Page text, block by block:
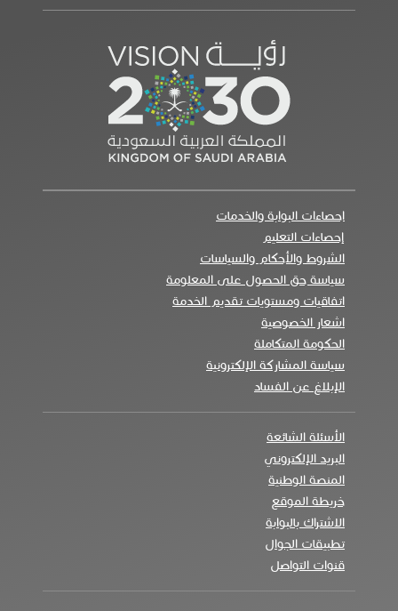
احصاءات البوابة والخدمات
إحصاءات التعليم
الشروط والأحكام والسياسات
سياسة حق الحصول على المعلومة
اتفاقيات ومستويات تقديم الخدمة
اشعار الخصوصية
الحكومة المتكاملة
سياسة المشاركة الإلكترونية
الإبلاغ عن الفساد
الأسئلة الشائعة
البريد الإلكتروني
المنصة الوطنية
خريطة الموقع
الاشتراك بالبوابة
تطبيقات الجوال
قنوات التواصل